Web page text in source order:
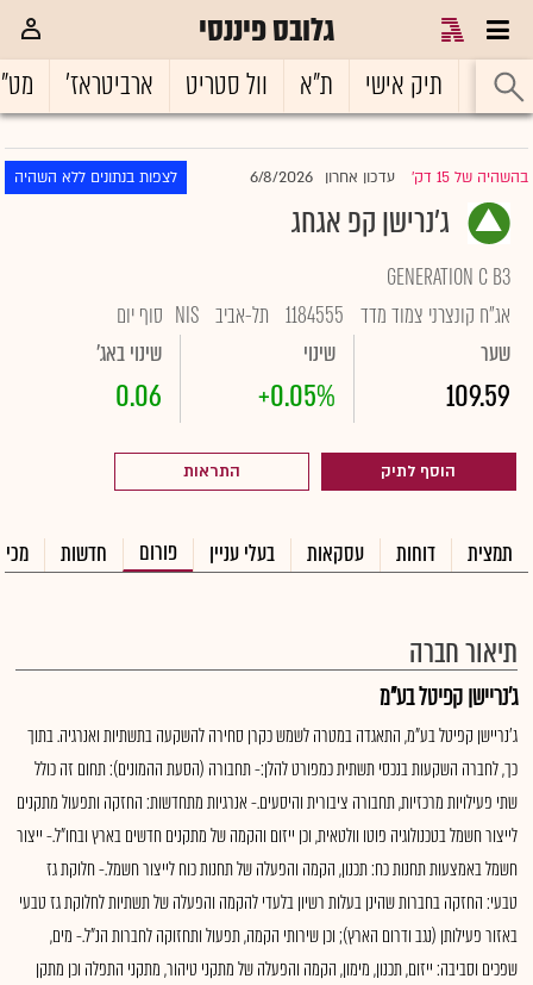
גלובס פיננסי
ראשי תיק אישי ת"א וול סטריט ארביטראז'
בהשהיה של 15 דק' |עדכון אחרון 6/8/2026 לצפות בנתונים ללא השהיה
ג'נרישן קפ אגחג
GENERATION C B3
אג"ח קונצרני צמוד מדד 1184555 תל-אביב NIS סוף יום
שער
109.59
שינוי
+0.05%
שינוי באג'
0.06
הוסף לתיק התראות
תמצית דוחות עסקאות בעלי עניין פורום חדשות
תיאור חברה
ג'נריישן קפיטל בע"מ
ג'נריישן קפיטל בע"מ, התאגדה במטרה לשמש כקרן סחירה להשקעה בתשתיות ואנרגיה. בתוך
כך, לחברה השקעות בנכסי תשתית כמפורט להלן:- תחבורה (הסעת ההמונים): תחום זה כולל
שתי פעילויות מרכזיות, תחבורה ציבורית והיסעים.- אנרגיות מתחדשות: החזקה ותפעול מתקנים
לייצור חשמל בטכנולוגיה פוטו וולטאית, וכן ייזום והקמה של מתקנים חדשים בארץ ובחו"ל.- ייצור
חשמל באמצעות תחנות כח: תכנון, הקמה והפעלה של תחנות כוח לייצור חשמל.- חלוקת גז
טבעי: החזקה בחברות שהינן בעלות רשיון בלעדי להקמה והפעלה של תשתיות לחלוקת גז טבעי
באזור פעילותן (נגב ודרום הארץ); וכן שירותי הקמה, תפעול ותחזוקה לחברות הנ"ל.- מים,
שפכים וסביבה: ייזום, תכנון, מימון, הקמה והפעלה של מתקני טיהור, מתקני התפלה וכן מתקן